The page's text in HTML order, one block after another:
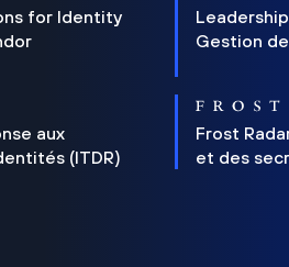
for Identity
Gestion
aux
(ITDR)
Frost
et des